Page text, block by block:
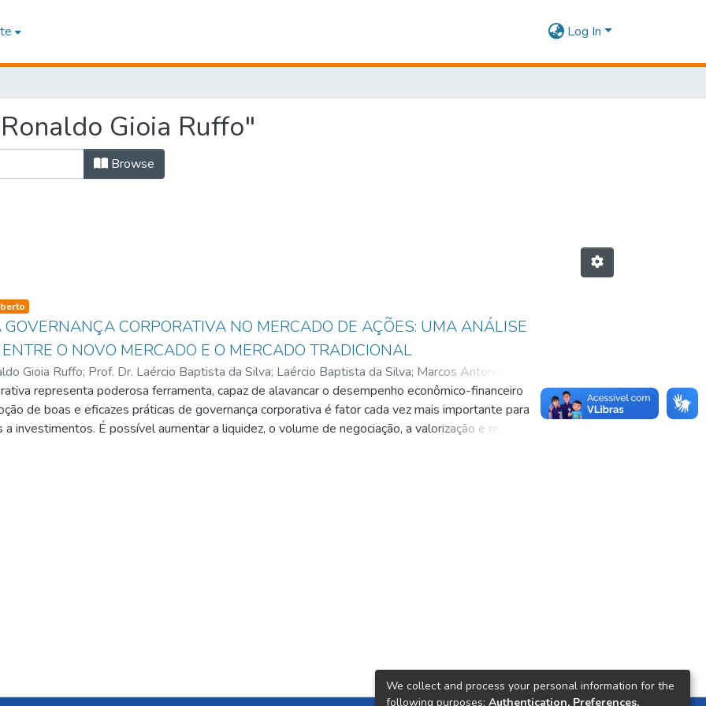
Log In
Gioia Ruffo"
Browse
type
GOVERNANÇA CORPORATIVA NO MERCADO DE AÇÕES: UMA ANÁLISE
O NOVO MERCADO E O MERCADO TRADICIONAL
Gioia Ruffo; Prof. Dr. Laércio Baptista da Silva; Laércio Baptista da Silva; Marcos Antonio
Junior
representa poderosa ferramenta, capaz de alavancar o desempenho econômico-financeiro
de boas e eficazes práticas de governança corporativa é fator cada vez mais importante para
investimentos. É possível aumentar a liquidez, o volume de negociação, a valorização e reduzir a
das empresas, diminuindo, assim, a exposição dos retornos das ações a fatores
We collect and process your personal information for the
following purposes: Authentication, Preferences,